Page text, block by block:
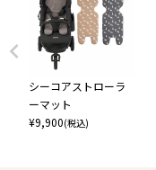
シーコアストローラ
ーマット
¥9,900(税込)